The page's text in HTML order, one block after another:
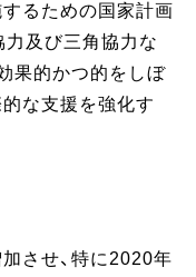
るための国家計画
力及び三角協力な
果的かつ的をしぼ
な支援を強化す
させ、特に2020年